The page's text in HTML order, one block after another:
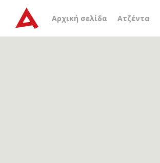
Αρχική σελίδα Ατζέντα
Αρχείο ετικέτας